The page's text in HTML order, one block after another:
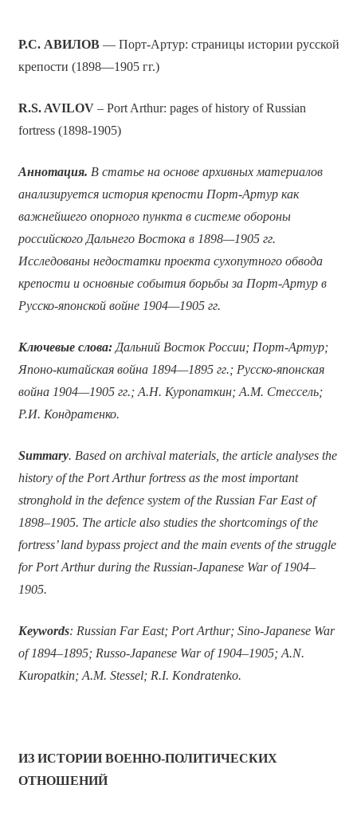
Р.С. АВИЛОВ— Порт-Артур: страницы истории русской
крепости (1898—1905 гг.)
R.S. AVILOV– Port Arthur: pages of history of Russian
fortress (1898-1905)
Аннотация. В статье на основе архивных материалов
анализируется история крепости Порт-Артур как
важнейшего опорного пункта в системе обороны
российского Дальнего Востока в 1898—1905 гг.
Исследованы недостатки проекта сухопутного обвода
крепости и основные события борьбы за Порт-Артур в
Русско-японской войне 1904—1905 гг.
Ключевые слова:Дальний Восток России; Порт-Артур;
Японо-китайская война 1894—1895 гг.; Русско-японская
война 1904—1905 гг.; А.Н. Куропаткин; А.М. Стессель;
Р.И. Кондратенко.
Summary. Based on archival materials, the article analyses the
history of the Port Arthur fortress as the most important
stronghold in the defence system of the Russian Far East of
1898–1905. The article also studies the shortcomings of the
fortress’ land bypass project and the main events of the struggle
for Port Arthur during the Russian-Japanese War of 1904–
1905.
Keywords: Russian Far East; Port Arthur; Sino-Japanese War
of 1894–1895; Russo-Japanese War of 1904–1905; A.N.
Kuropatkin; A.M. Stessel; R.I. Kondratenko.
ИЗ ИСТОРИИ ВОЕННО-ПОЛИТИЧЕСКИХ
ОТНОШЕНИЙ